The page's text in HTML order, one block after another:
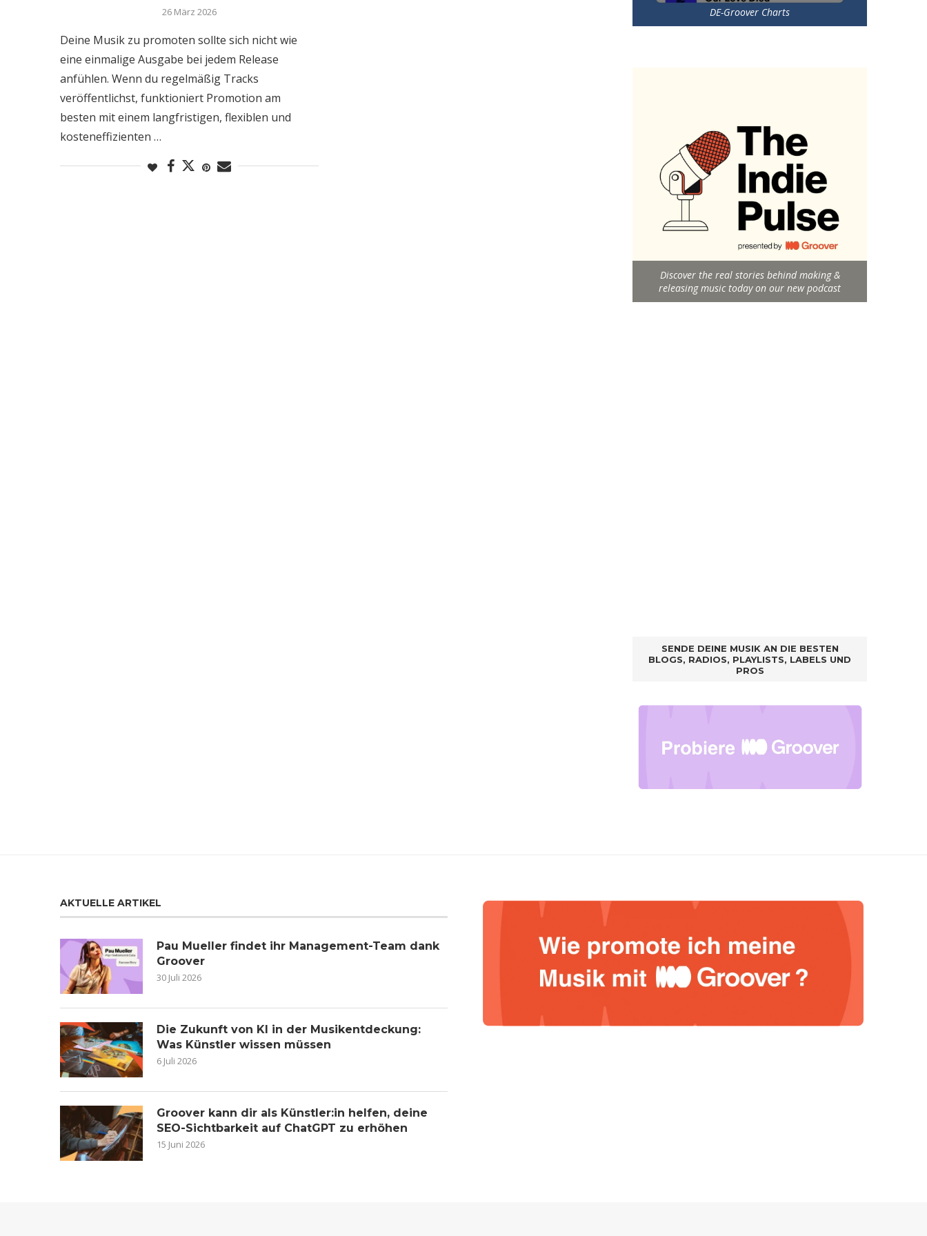
26 März 2026
Deine Musik zu promoten sollte sich nicht wie
eine einmalige Ausgabe bei jedem Release
anfühlen. Wenn du regelmäßig Tracks
veröffentlichst, funktioniert Promotion am
besten mit einem langfristigen, flexiblen und
kosteneffizienten …
DE-Groover Charts
Discover the real stories behind making &
releasing music today on our new podcast
SENDE DEINE MUSIK AN DIE BESTEN
BLOGS, RADIOS, PLAYLISTS, LABELS UND
PROS
AKTUELLE ARTIKEL
Pau Mueller findet ihr Management-Team dank
Groover
30 Juli 2026
Die Zukunft von KI in der Musikentdeckung:
Was Künstler wissen müssen
6 Juli 2026
Groover kann dir als Künstler:in helfen, deine
SEO-Sichtbarkeit auf ChatGPT zu erhöhen
15 Juni 2026